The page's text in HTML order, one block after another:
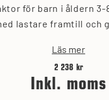
för barn i åldern 3-
lastare framtill och
Läs mer
2 238 kr
Inkl. moms